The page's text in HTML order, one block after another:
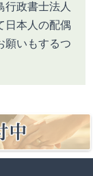
行政書士法人
日本人の配偶
願いもするつ